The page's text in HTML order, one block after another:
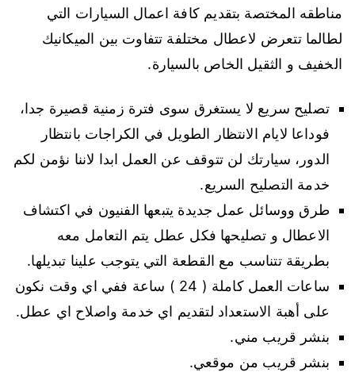
مناطقه المختصة بتقديم كافة اعمال السيارات التي
لطالما تتعرض لاعطال مختلفة تتفاوت بين الميكانيك
الخفيف و الثقيل الخاص بالسيارة.
تصليح سريع لا يستغرق سوى فترة زمنية قصيرة جدا،
فوداعا لايام الانتظار الطويل في الكراجات بانتظار
الدور، سيارتك لن تتوقف عن العمل ابدا لاننا نؤمن لكم
خدمة التصليح السريع.
طرق ووسائل عمل جديدة يتبعها الفنيون في اكتشاف
الاعطال و تصليحها فكل عطل يتم التعامل معه
بطريقة تتناسب مع القطعة التي يتوجب علينا تبديلها.
ساعات العمل كاملة ( 24 ) ساعة ففي اي وقت نكون
على أهبة الاستعداد لتقديم اي خدمة واصلاح اي عطل.
بنشر قريب مني.
بنشر قريب من موقعي.